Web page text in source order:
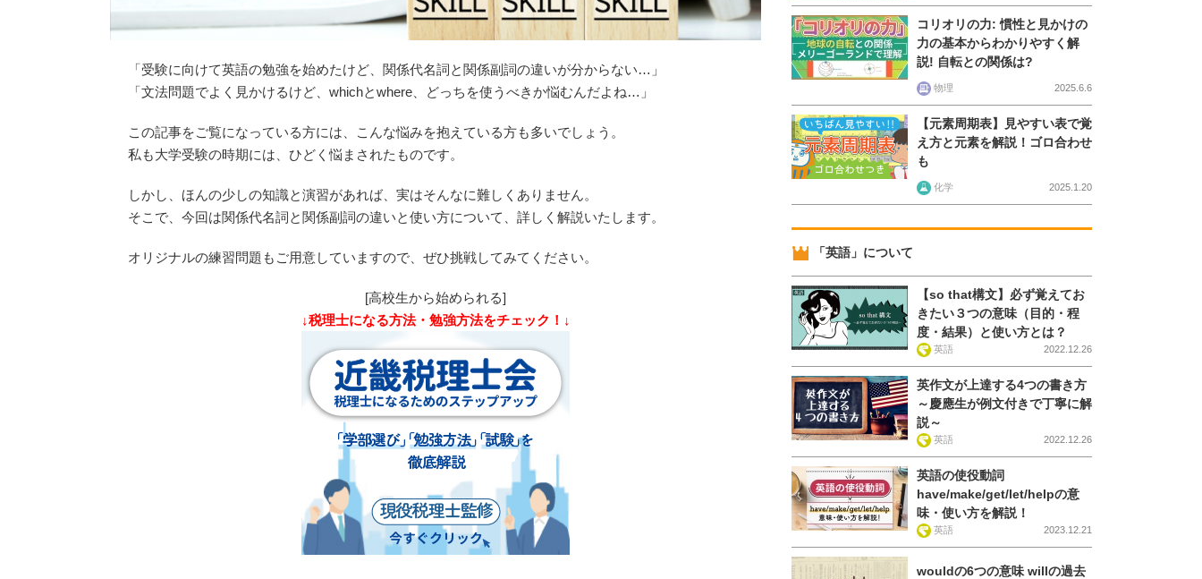
「受験に向けて英語の勉強を始めたけど、関係代名詞と関係副詞の違いが分からない…」
「文法問題でよく見かけるけど、whichとwhere、どっちを使うべきか悩むんだよね…」
この記事をご覧になっている方には、こんな悩みを抱えている方も多いでしょう。
私も大学受験の時期には、ひどく悩まされたものです。
しかし、ほんの少しの知識と演習があれば、実はそんなに難しくありません。
そこで、今回は関係代名詞と関係副詞の違いと使い方について、詳しく解説いたします。
オリジナルの練習問題もご用意していますので、ぜひ挑戦してみてください。
[高校生から始められる]
↓税理士になる方法・勉強方法をチェック！↓
コリオリの力: 慣性と見かけの
力の基本からわかりやすく解
説! 自転との関係は?
物理 2025.6.6
【元素周期表】見やすい表で覚
え方と元素を解説！ゴロ合わせ
も
化学 2025.1.20
「英語」について
【so that構文】必ず覚えてお
きたい３つの意味（目的・程
度・結果）と使い方とは？
英語 2022.12.26
英作文が上達する4つの書き方
～慶應生が例文付きで丁寧に解
説～
英語 2022.12.26
英語の使役動詞
have/make/get/let/helpの意
味・使い方を解説！
英語 2023.12.21
wouldの6つの意味 willの過去